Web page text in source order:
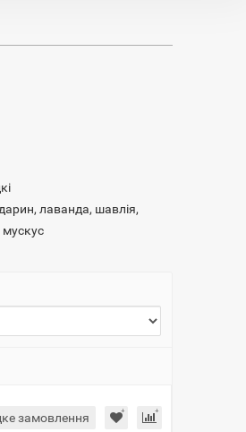
лаванда, шавлія,
мускус
замовлення